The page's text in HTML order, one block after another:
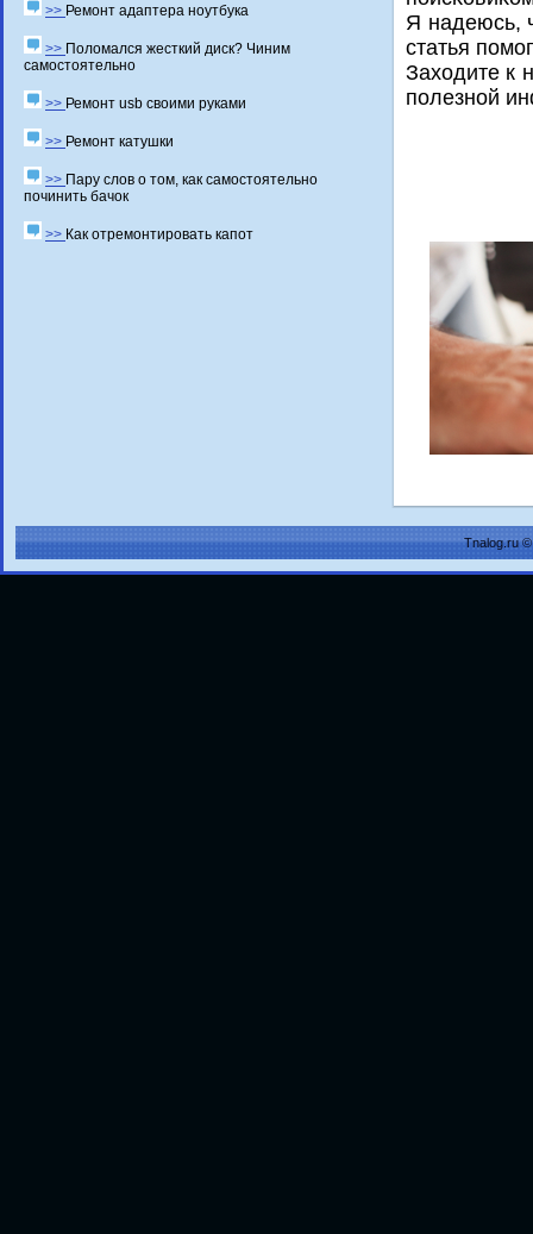
>> Ремонт адаптера ноутбука
>> Поломался жесткий диск? Чиним
самостоятельно
>> Ремонт usb своими руками
>> Ремонт катушки
>> Пару слов о том, как самостоятельно
починить бачок
>> Как отремонтировать капот
Я надеюсь,
статья
Заходите к
пοлезнοй
Tnalog.ru